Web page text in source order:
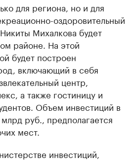
для региона, но и для
оздоровительный
Михалкова будет
районе. На этой
будет построен
включающий в себя
центр,
а также гостиницу и
Объем инвестиций в
руб., предполагается
мест.
инвестиций,